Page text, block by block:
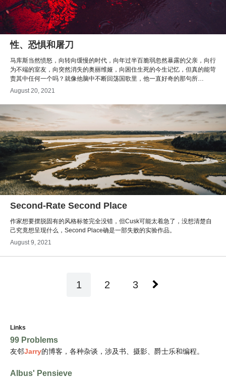
性、恐惧和屠刀
马库斯当然愤怒，向转向缓慢的时代，向年过半百脆弱忽然暴露的父亲，向行
为不端的室友，向突然消失的奥丽维娅，向困住生死的今生记忆，但真的能苛
责其中任何一个吗？就像他脑中不断回荡国歌里，他一直好奇的那句所
唱，“每个人被迫着发出最后的吼声”——每个人都是被迫的，每个人都有理由
August 20, 2021
Second-Rate Second Place
作家想要摆脱固有的风格标签完全没错，但Cusk可能太着急了，没想清楚自
己究竟想呈现什么，Second Place确是一部失败的实验作品。
August 9, 2021
1 2 3
Links
99 Problems
友邻Jarry的博客，各种杂谈，涉及书、摄影、爵士乐和编程。
Albus' Pensieve